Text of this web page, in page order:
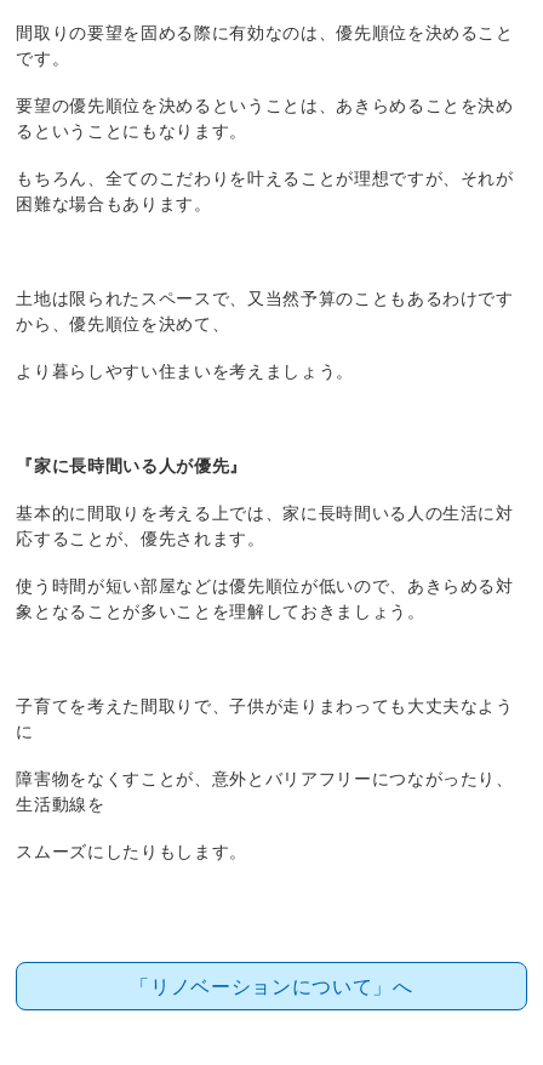
間取りの要望を固める際に有効なのは、優先順位を決めること
です。
要望の優先順位を決めるということは、あきらめることを決め
るということにもなります。
もちろん、全てのこだわりを叶えることが理想ですが、それが
困難な場合もあります。
土地は限られたスペースで、又当然予算のこともあるわけです
から、優先順位を決めて、
より暮らしやすい住まいを考えましょう。
『家に長時間いる人が優先』
基本的に間取りを考える上では、家に長時間いる人の生活に対
応することが、優先されます。
使う時間が短い部屋などは優先順位が低いので、あきらめる対
象となることが多いことを理解しておきましょう。
子育てを考えた間取りで、子供が走りまわっても大丈夫なよう
に
障害物をなくすことが、意外とバリアフリーにつながったり、
生活動線を
スムーズにしたりもします。
「リノベーションについて」へ